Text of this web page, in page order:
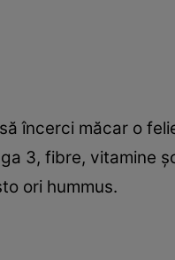
încerci măcar o
3, fibre, vitamine
ori hummus.